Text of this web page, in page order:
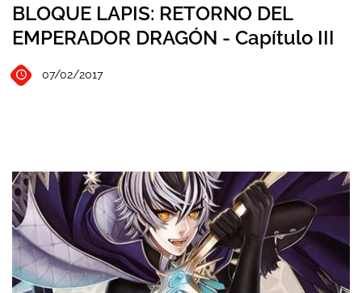
BLOQUE LAPIS: RETORNO DEL
EMPERADOR DRAGÓN - Capítulo III
07/02/2017